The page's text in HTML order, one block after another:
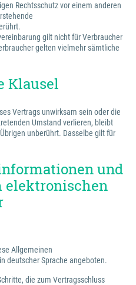
Rechtsschutz vor einem anderen
gilt nicht für Verbraucher
gelten vielmehr sämtliche
Klausel
Vertrags unwirksam sein oder die
Umstand verlieren, bleibt
unberührt. Dasselbe gilt für
und
elektronischen
Allgemeinen
deutscher Sprache angeboten.
die zum Vertragsschluss